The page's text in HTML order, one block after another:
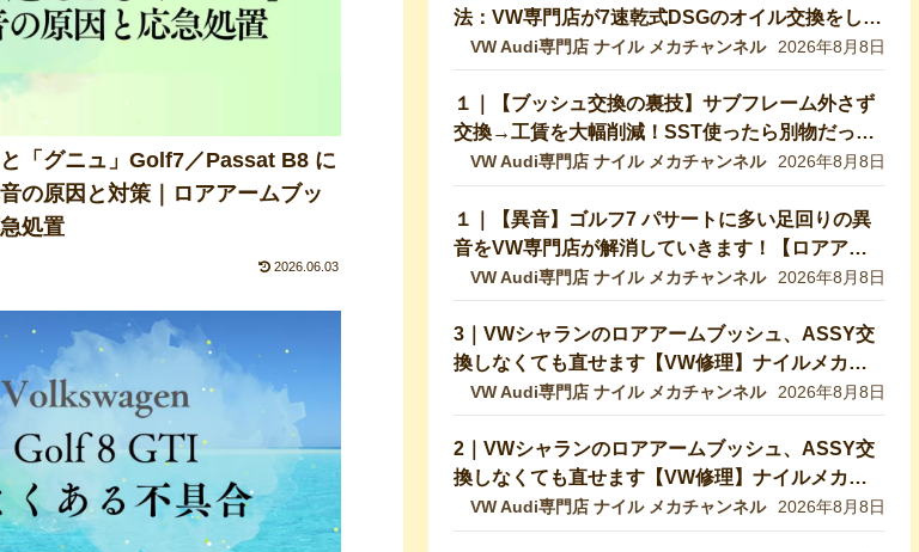
「グニュ」Golf7／Passat B8 に
の原因と対策｜ロアアームブッ
処置
2026.06.03
法：VW専門店が7速乾式DSGのオイル交換をして
いきます！DQ200【VW修理】
VW Audi専門店 ナイル メカチャンネル 2026年8月8日
１｜【ブッシュ交換の裏技】サブフレーム外さず
交換→工賃を大幅削減！SST使ったら別物だった
｜VW 9NポロGTI【VW Audiの修理・整備】
VW Audi専門店 ナイル メカチャンネル 2026年8月8日
１｜【異音】ゴルフ7 パサートに多い足回りの異
音をVW専門店が解消していきます！【ロアアー
ムブッシュ】
VW Audi専門店 ナイル メカチャンネル 2026年8月8日
3｜VWシャランのロアアームブッシュ、ASSY交
換しなくても直せます【VW修理】ナイルメカチ
ャンネル切り抜き
VW Audi専門店 ナイル メカチャンネル 2026年8月8日
2｜VWシャランのロアアームブッシュ、ASSY交
換しなくても直せます【VW修理】ナイルメカチ
ャンネル切り抜き
VW Audi専門店 ナイル メカチャンネル 2026年8月8日